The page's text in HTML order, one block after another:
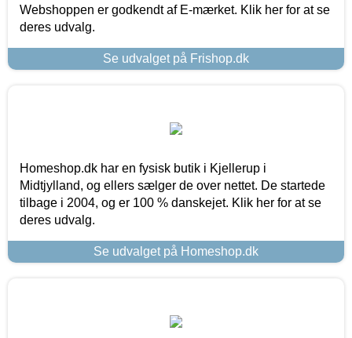
Webshoppen er godkendt af E-mærket. Klik her for at se
deres udvalg.
Se udvalget på Frishop.dk
Homeshop.dk har en fysisk butik i Kjellerup i
Midtjylland, og ellers sælger de over nettet. De startede
tilbage i 2004, og er 100 % danskejet. Klik her for at se
deres udvalg.
Se udvalget på Homeshop.dk